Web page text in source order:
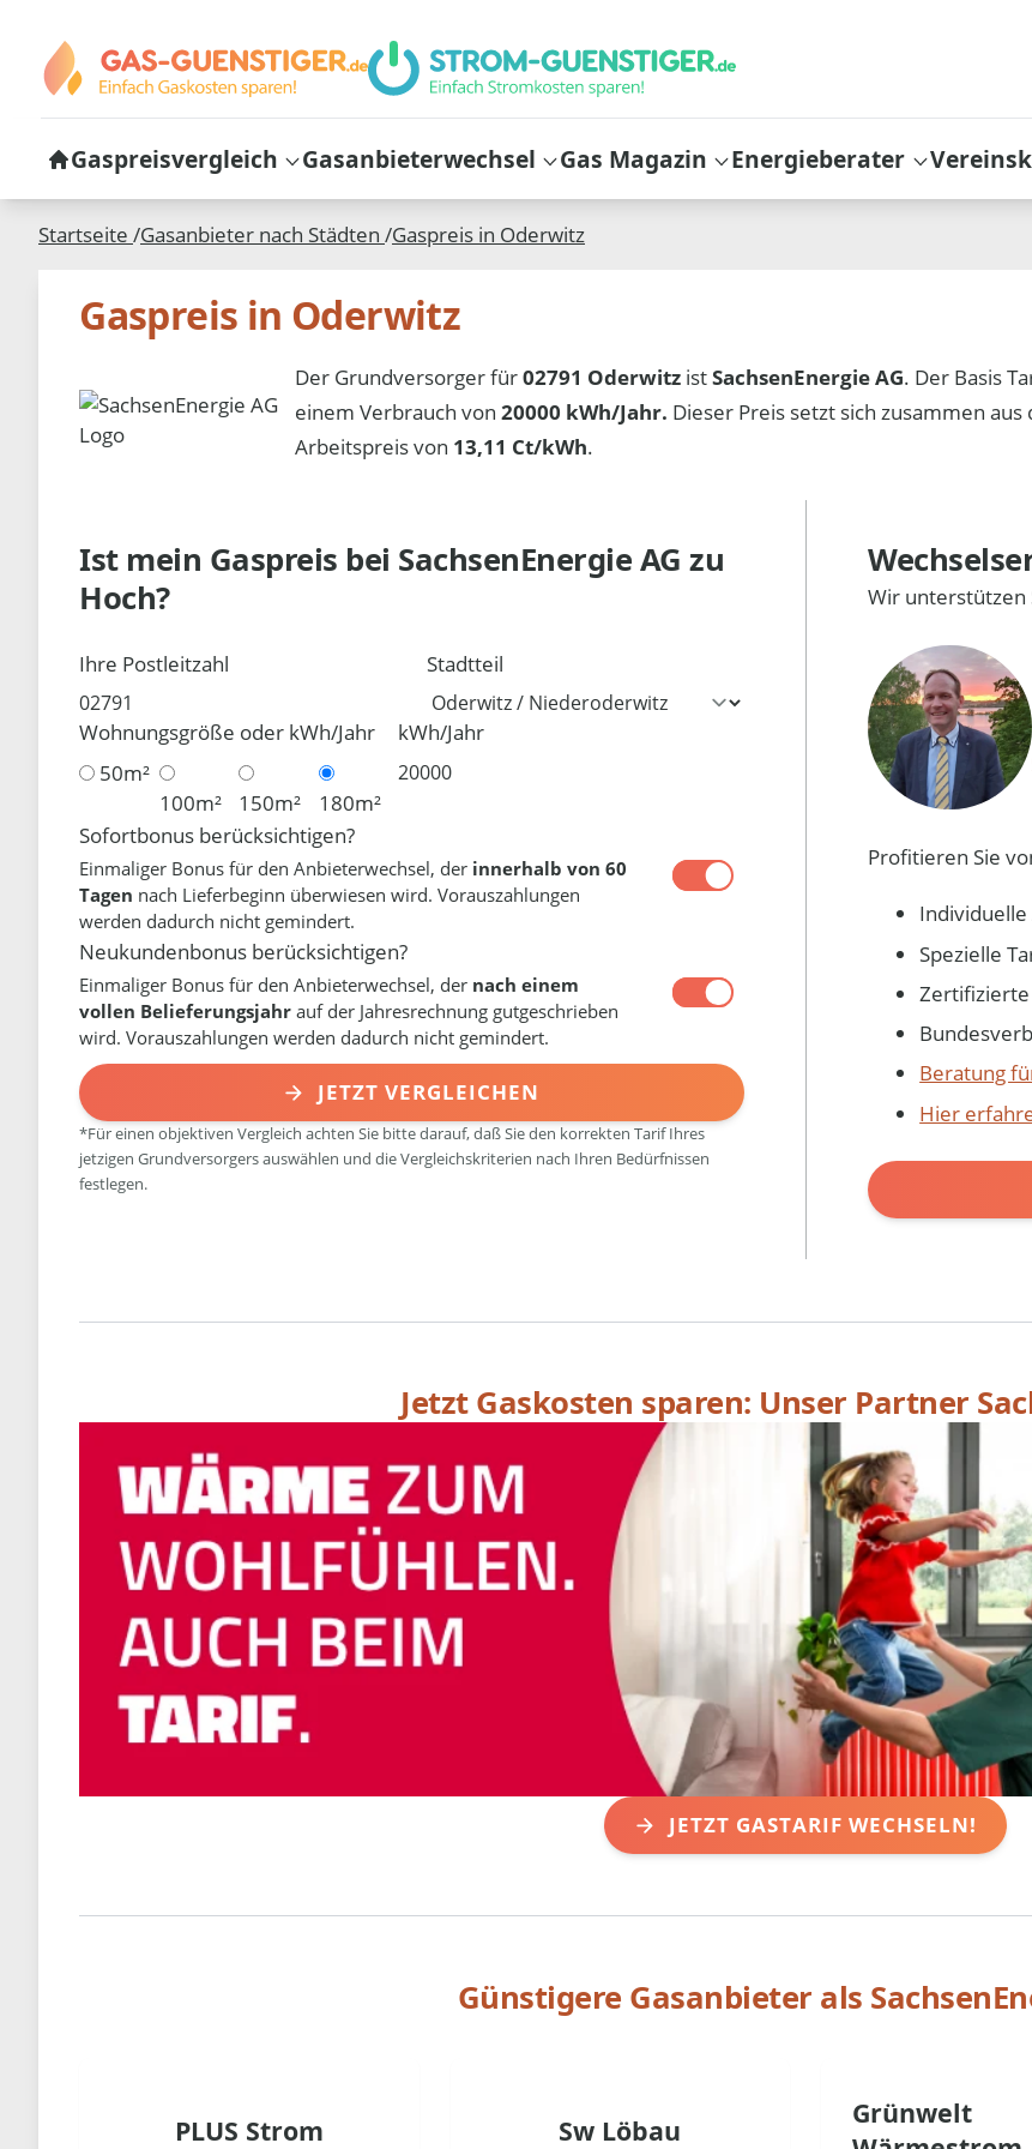
Gaspreisvergleich Gasanbieterwechsel Gas Magazin Energieberater
Startseite /Gasanbieter nach Städten /Gaspreis in Oderwitz
Gaspreis in Oderwitz
Der Grundversorger für02791 Oderwitz istSachsenEnergie AG. Der Basis
einem Verbrauch von20000 kWh/Jahr. Dieser Preis setzt sich zusammen
Arbeitspreis von 13,11 Ct/kWh.
Ist mein Gaspreis bei SachsenEnergie AGzu
Hoch?
Ihre Postleitzahl Stadtteil
Wohnungsgröße oder kWh/Jahr
50m²
100m²
150m² 180m²
kWh/Jahr
Sofortbonus berücksichtigen?
Einmaliger Bonus für den Anbieterwechsel, der innerhalb von 60
Tagen nach Lieferbeginn überwiesen wird. Vorauszahlungen
werden dadurch nicht gemindert.
Neukundenbonus berücksichtigen?
Einmaliger Bonus für den Anbieterwechsel, der nach einem
vollen Belieferungsjahr auf der Jahresrechnung gutgeschrieben
wird. Vorauszahlungen werden dadurch nicht gemindert.
JETZT VERGLEICHEN
*Für einen objektiven Vergleich achten Sie bitte darauf, daß Sie den korrekten Tarif Ihres
jetzigen Grundversorgers auswählen und die Vergleichskriterien nach Ihren Bedürfnissen
festlegen.
Wir unterstützen
Profitieren Sie
Spezielle
Zertifizierte
Beratung
Hier
Jetzt Gaskosten sparen: Unser Partner
JETZT GASTARIF WECHSELN!
Günstigere Gasanbieter als
PLUS Strom Sw Löbau
Grünwelt